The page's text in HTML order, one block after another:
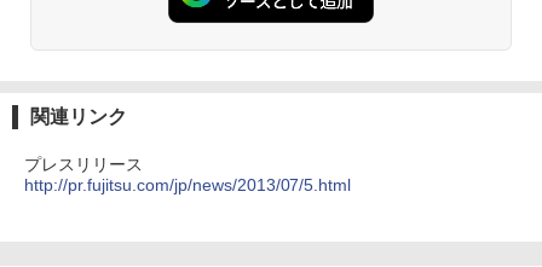
関連リンク
プレスリリース
http://pr.fujitsu.com/jp/news/2013/07/5.html